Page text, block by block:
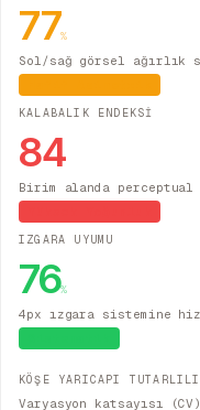
77%
Sol/sağ görsel ağırlık
KALABALIK ENDEKSİ
84
Birim alanda perceptual
IZGARA UYUMU
76%
4px ızgara sistemine
KÖŞE YARICAPI
Varyasyon katsayısı